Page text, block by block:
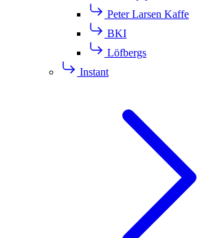
Peter Larsen Kaffe
BKI
Löfbergs
Instant